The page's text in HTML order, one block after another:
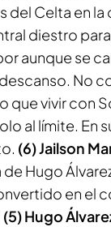
del Celta en la
diestro
aunque se
No
que vivir con
al límite. En
(6) Jailson
Hugo
en el
(5) Hugo